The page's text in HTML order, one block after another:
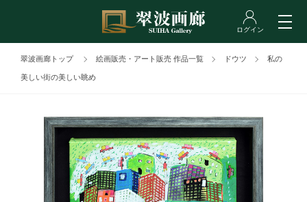
翠波画廊トップ 絵画販売・アート販売 作品一覧 ドウツ 私の
美しい街の美しい眺め